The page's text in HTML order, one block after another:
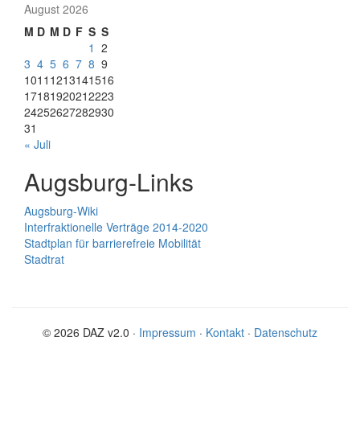
August 2026
M D M D F S S
1 2
3 4 5 6 7 8 9
1011 1213141516
17181920212223
24252627282930
31
« Juli
Augsburg-Links
Augsburg-Wiki
Interfraktionelle Verträge 2014-2020
Stadtplan für barrierefreie Mobilität
Stadtrat
© 2026 DAZ v2.0 · Impressum · Kontakt · Datenschutz